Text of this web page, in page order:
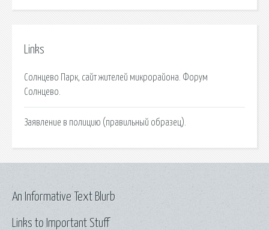
Links
Солнцево Парк, сайт жителей микрорайона. Форум
Солнцево.
Заявление в полицию (правильный образец).
Links to Important Stuff
An Informative Text Blurb